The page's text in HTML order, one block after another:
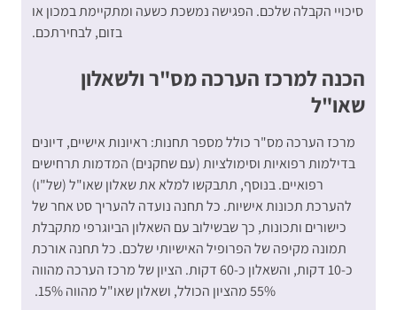
סיכויי הקבלה שלכם. הפגישה נמשכת כשעה ומתקיימת במכון או
בזום, לבחירתכם.
הכנה למרכז הערכה מס"ר ולשאלון
שאו"ל
מרכז הערכה מס"רכולל מספר תחנות: ראיונות אישיים, דיונים
בדילמות רפואיות וסימולציות (עם שחקנים) המדמות תרחישים
רפואיים. בנוסף, תתבקשו למלא את שאלון שאו"ל (של"ו)
להערכת תכונות אישיות. כל תחנה נועדה להעריך סט אחר של
כישורים ותכונות, כך שבשילוב עם השאלון הביוגרפי מתקבלת
תמונה מקיפה של הפרופיל האישיותי שלכם. כל תחנה אורכת
כ-10 דקות, והשאלון כ-60 דקות. הציון של מרכז הערכה מהווה
55% מהציון הכולל, ושאלון שאו"ל מהווה 15%.